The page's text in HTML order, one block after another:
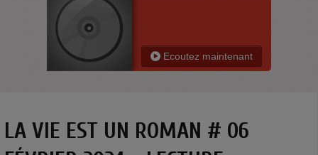
Ecoutez maintenant
LA VIE EST UN ROMAN # 06